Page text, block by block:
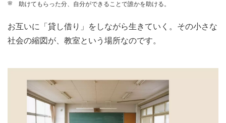
助けてもらった分、自分ができることで誰かを助ける。
お互いに「貸し借り」をしながら生きていく。その小さな
社会の縮図が、教室という場所なのです。